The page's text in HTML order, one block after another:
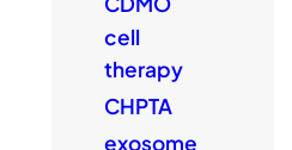
cell
therapy
CHPTA
exosome